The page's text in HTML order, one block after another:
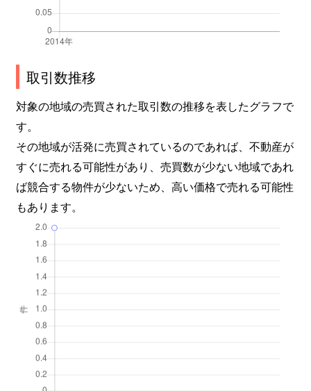
取引数推移
対象の地域の売買された取引数の推移を表したグラフで
す。
その地域が活発に売買されているのであれば、不動産が
すぐに売れる可能性があり、売買数が少ない地域であれ
ば競合する物件が少ないため、高い価格で売れる可能性
もあります。